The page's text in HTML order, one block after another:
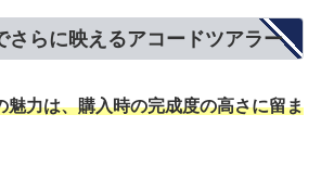
さらに映えるアコードツアラー
魅力は、購入時の完成度の高さに留ま